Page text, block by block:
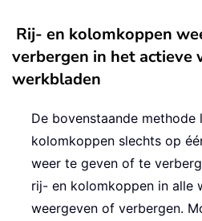
Rij- en kolomkoppen
verbergen in het actieve
werkbladen
De bovenstaande
kolomkoppen slechts op
weer te geven of te
rij- en kolomkoppen in alle
weergeven of verbergen.